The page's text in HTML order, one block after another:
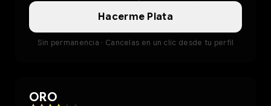
Hacerme Plata
Sin permanencia · Cancelas en un clic desde tu perfil
ORO